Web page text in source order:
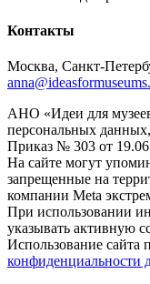
Контакты
Москва, Санкт-
АНО «Идеи для
персональных
Приказ № 303 от
На сайте могут
запрещенные на
компании Meta
При использовании
указывать активную
Использование сайта
конфиденциальности